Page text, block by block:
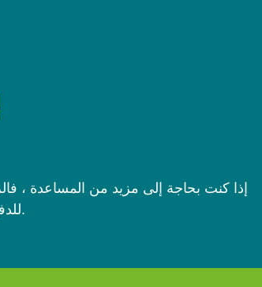
للدفع عبر الهاتف أو التحدث إلى أحد موظفينا الودودين.